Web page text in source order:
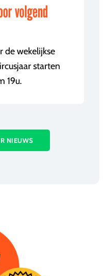
volgend
de wekelijkse
starten
19u.
NIEUWS